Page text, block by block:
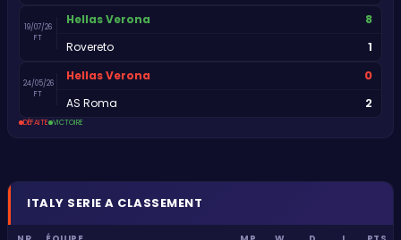
19/07/26
FT
Hellas Verona 8
Rovereto 1
24/05/26
FT
Hellas Verona 0
AS Roma 2
DÉFAITE VICTOIRE
ITALY SERIE A CLASSEMENT